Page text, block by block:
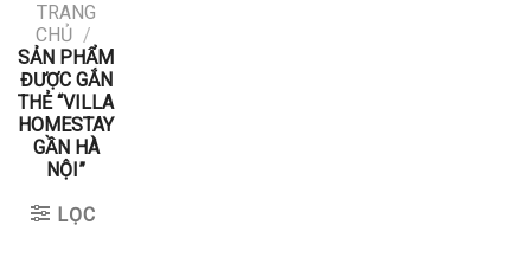
TRANG
CHỦ /
SẢN PHẨM
ĐƯỢC GẮN
THẺ “VILLA
HOMESTAY
GẦN HÀ
NỘI”
LỌC